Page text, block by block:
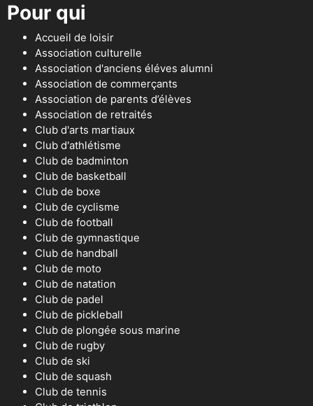
Pour qui
Accueil de loisir
Association culturelle
Association d'anciens éléves alumni
Association de commerçants
Association de parents d’élèves
Association de retraités
Club d'arts martiaux
Club d'athlétisme
Club de badminton
Club de basketball
Club de boxe
Club de cyclisme
Club de football
Club de gymnastique
Club de handball
Club de moto
Club de natation
Club de padel
Club de pickleball
Club de plongée sous marine
Club de rugby
Club de ski
Club de squash
Club de tennis